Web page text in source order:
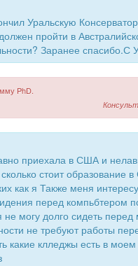
Уральскую
пройти в
Заранее спасибо.С
PhD.
приехала в США и
стоит
как я Также меня
перед компьбтером
могу долго сидеть
не требуют работы
какие клледжы есть в